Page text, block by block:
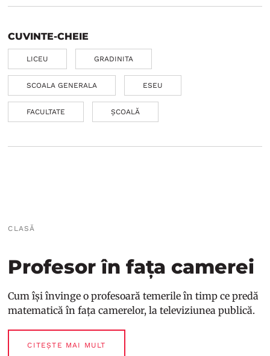
CUVINTE-CHEIE
LICEU GRADINITA
SCOALA GENERALA ESEU
FACULTATE ȘCOALĂ
CLASĂ
Profesor în fața camerei
Cum își învinge o profesoară temerile în timp ce predă
matematică în fața camerelor, la televiziunea publică.
CITEȘTE MAI MULT